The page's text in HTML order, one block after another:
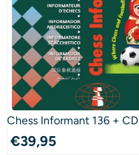
Chess Informant 136 + CD
€39,95